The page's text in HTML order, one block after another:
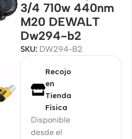
3/4 710w 440nm
M20 DEWALT
Dw294-b2
SKU: DW294-B2
Recojo
en
Tienda
Física
Disponible
desde el